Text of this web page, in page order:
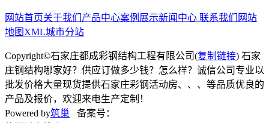
网站首页关于我们 产品中心案例展示新闻中心 联系我们 网站
地图 XML城市分站
Copyright©石家庄都成彩钢结构工程有限公司(复制链接) 石家
庄钢结构哪家好？供应订做多少钱？怎么样？诚信公司专业以
批发价格大量现货提供石家庄彩钢活动房、、、等品质优良的
产品及报价，欢迎来电生产定制！
Powered by筑巢 备案号：